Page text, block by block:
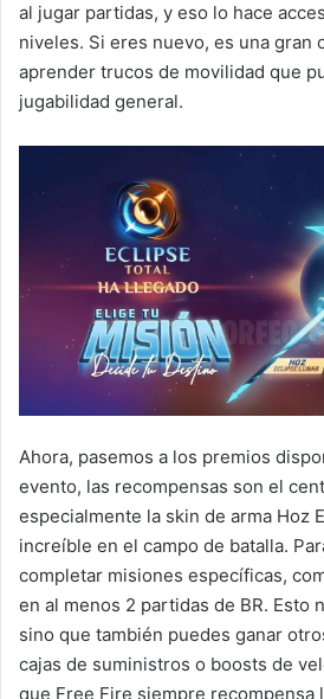
al jugar partidas, y eso lo hace
niveles. Si eres nuevo, es una gran
aprender trucos de movilidad que
jugabilidad general.
Ahora, pasemos a los premios
evento, las recompensas son el
especialmente la skin de arma Hoz
increíble en el campo de batalla.
completar misiones específicas,
en al menos 2 partidas de BR. Esto
sino que también puedes ganar
cajas de suministros o boosts de
que Free Fire siempre recompensa